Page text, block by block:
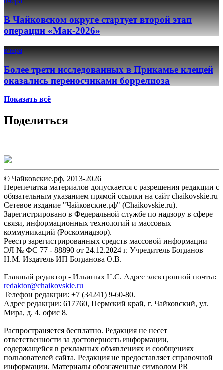
В Чайковском округе стартует второй этап
операции «Мак-2026»
вчера
Более трети исследованных в Прикамье клещей
оказались переносчиками боррелиоза
Показать всё
Поделиться
© Чайковские.рф, 2013-2026
Перепечатка материалов допускается с разрешения редакции с
обязательным указанием прямой ссылки на сайт chaikovskie.ru
Сетевое издание "Чайковские.рф" (Chaikovskie.ru).
Зарегистрировано в Федеральной службе по надзору в сфере
связи, информационных технологий и массовых
коммуникаций (Роскомнадзор).
Реестр зарегистрированных средств массовой информации
ЭЛ № ФС 77 - 88890 от 24.12.2024 г. Учредитель Богданов
Н.М. Издатель ИП Богданова О.В.
Главный редактор - Ильиных Н.С. Адрес электронной почты:
redaktor@chaikovskie.ru
Телефон редакции: +7 (34241) 9-60-80.
Адрес редакции: 617760, Пермский край, г. Чайковский, ул.
Мира, д. 4. офис 8.
Распространяется бесплатно. Редакция не несет
ответственности за достоверность информации,
содержащейся в рекламных объявлениях и сообщениях
пользователей сайта. Редакция не предоставляет справочной
информации. Материалы обозначенные символом PR